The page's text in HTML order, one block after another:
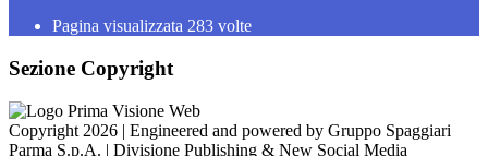
Pagina visualizzata 283 volte
Sezione Copyright
Copyright 2026 | Engineered and powered by Gruppo Spaggiari
Parma S.p.A. | Divisione Publishing & New Social Media